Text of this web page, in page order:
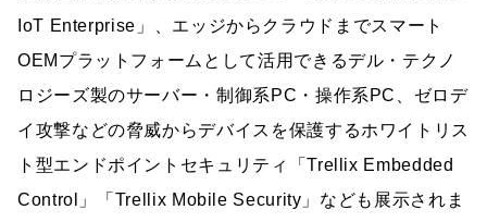
IoT Enterprise」、エッジからクラウドまでスマート
OEMプラットフォームとして活用できるデル・テクノ
ロジーズ製のサーバー・制御系PC・操作系PC、ゼロデ
イ攻撃などの脅威からデバイスを保護するホワイトリス
ト型エンドポイントセキュリティ「Trellix Embedded
Control」「Trellix Mobile Security」なども展示されま